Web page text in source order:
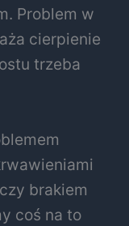
Problem w
cierpienie
trzeba
brakiem
coś na to